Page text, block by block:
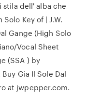
stila dell' alba che
Key of | J.W.
Gange (High Solo
Vocal Sheet
(SSA ) by
Gia Il Sole Dal
at jwpepper.com.